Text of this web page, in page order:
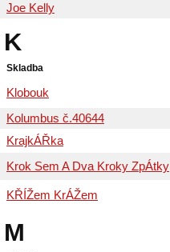
Joe Kelly
K
Skladba
Klobouk
Kolumbus č.40644
KrajkÁŘka
Krok Sem A Dva Kroky ZpÁtky
KŘÍŽem KrÁŽem
M